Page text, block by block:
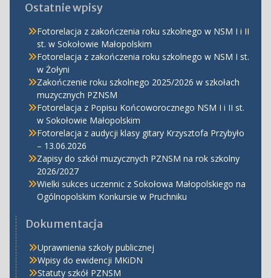
Ostatnie wpisy
Fotorelacja z zakończenia roku szkolnego w NSM I i II
st. w Sokołowie Małopolskim
Fotorelacja z zakończenia roku szkolnego w NSM I st.
w Żołyni
Zakończenie roku szkolnego 2025/2026 w szkołach
muzycznych PZNSM
Fotorelacja z Popisu Końcoworocznego NSM I i II st.
w Sokołowie Małopolskim
Fotorelacja z audycji klasy gitary Krzysztofa Przybyło
– 13.06.2026
Zapisy do szkół muzycznych PZNSM na rok szkolny
2026/2027
Wielki sukces uczennic z Sokołowa Małopolskiego na
Ogólnopolskim Konkursie w Pruchniku
Dokumentacja
Uprawnienia szkoły publicznej
Wpisy do ewidencji MKiDN
Statuty szkół PZNSM